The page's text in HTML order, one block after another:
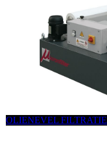
OLIENEVEL FILTRATIE